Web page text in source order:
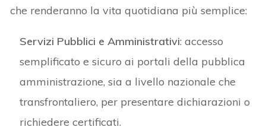
che renderanno la vita quotidiana più semplice:
Servizi Pubblici e Amministrativi: accesso
semplificato e sicuro ai portali della pubblica
amministrazione, sia a livello nazionale che
transfrontaliero, per presentare dichiarazioni o
richiedere certificati.